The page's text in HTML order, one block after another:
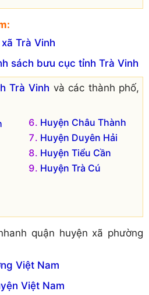
Trà Vinh
sách bưu cục tỉnh Trà Vinh
Trà Vinh và các thành phố,
Huyện Châu Thành
Huyện Duyên Hải
Huyện Tiểu Cần
Huyện Trà Cú
quận huyện xã phường
Việt Nam
Việt Nam